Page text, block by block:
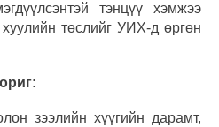
тэнцүү хэмжээ
хуулийн төслийг УИХ-д өргөн
зээлийн хүүгийн дарамт,